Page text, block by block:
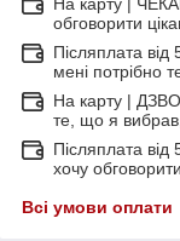
обговорити
Післяплата
мені потрібно
На карту |
те, що я
Післяплата
хочу
Всі умови оплати